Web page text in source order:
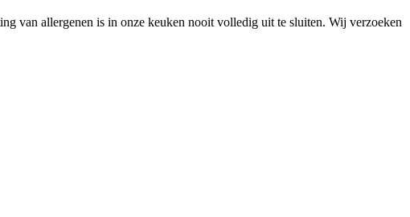
van allergenen is in onze keuken nooit volledig uit te sluiten. Wij verzoeken